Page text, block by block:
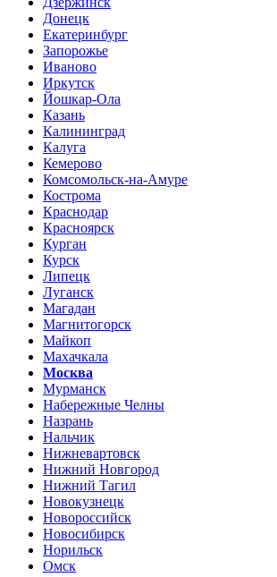
Донецк
Екатеринбург
Запорожье
Иваново
Иркутск
Йошкар-Ола
Казань
Калининград
Калуга
Кемерово
Комсомольск-на-Амуре
Кострома
Краснодар
Красноярск
Курган
Курск
Липецк
Луганск
Магадан
Магнитогорск
Майкоп
Махачкала
Москва
Мурманск
Набережные Челны
Назрань
Нальчик
Нижневартовск
Нижний Новгород
Нижний Тагил
Новокузнецк
Новороссийск
Новосибирск
Норильск
Омск